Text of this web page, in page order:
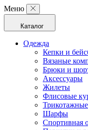
Меню
Каталог
Одежда
Кепки и
Вязаные
Брюки и
Аксессуары
Жилеты
Флисовые
Шарфы
Спортивная